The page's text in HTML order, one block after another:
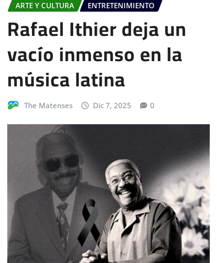
ARTE Y CULTURA ENTRETENIMIENTO
Rafael Ithier deja un
vacío inmenso en la
música latina
The Matenses Dic 7, 2025 0